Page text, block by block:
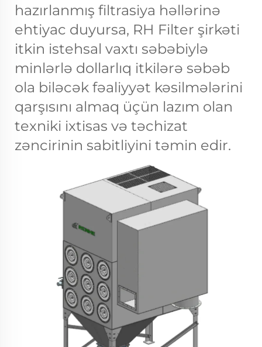
hazırlanmış filtrasiya həllərinə
ehtiyac duyursa, RH Filter şirkəti
itkin istehsal vaxtı səbəbiylə
minlərlə dollarlıq itkilərə səbəb
ola biləcək fəaliyyət kəsilmələrini
qarşısını almaq üçün lazım olan
texniki ixtisas və təchizat
zəncirinin sabitliyini təmin edir.